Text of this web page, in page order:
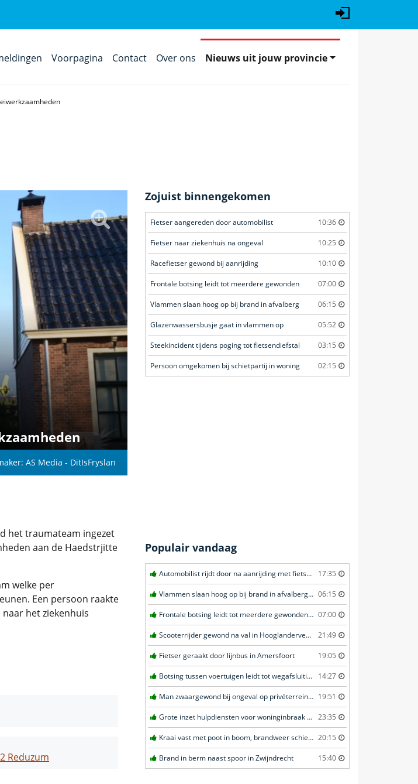
Voorpagina Contact Over ons Nieuws uit jouw provincie
AS Media - DitIsFryslan
het traumateam ingezet
aan de Haedstrjitte
welke per
Een persoon raakte
het ziekenhuis
Reduzum
Zojuist binnengekomen
Fietser aangereden door automobilist 10:36
Fietser naar ziekenhuis na ongeval 10:25
Racefietser gewond bij aanrijding 10:10
Frontale botsing leidt tot meerdere gewonden 07:00
Vlammen slaan hoog op bij brand in afvalberg 06:15
Glazenwassersbusje gaat in vlammen op 05:52
Steekincident tijdens poging tot fietsendiefstal 03:15
Persoon omgekomen bij schietpartij in woning 02:15
Populair vandaag
Automobilist rijdt door na aanrijding met fietster in Amersfoort 17:35
Vlammen slaan hoog op bij brand in afvalberg in Amersfoort 06:15
Frontale botsing leidt tot meerdere gewonden in Bunschoten-Spakenburg 07:00
Scooterrijder gewond na val in Hooglanderveen 21:49
Fietser geraakt door lijnbus in Amersfoort 19:05
Botsing tussen voertuigen leidt tot wegafsluiting in Ommen 14:27
Man zwaargewond bij ongeval op privéterrein in Veghel 19:51
Grote inzet hulpdiensten voor woninginbraak in Voorschoten 23:35
Kraai vast met poot in boom, brandweer schiet te hulp in Barneveld 20:15
Brand in berm naast spoor in Zwijndrecht 15:40